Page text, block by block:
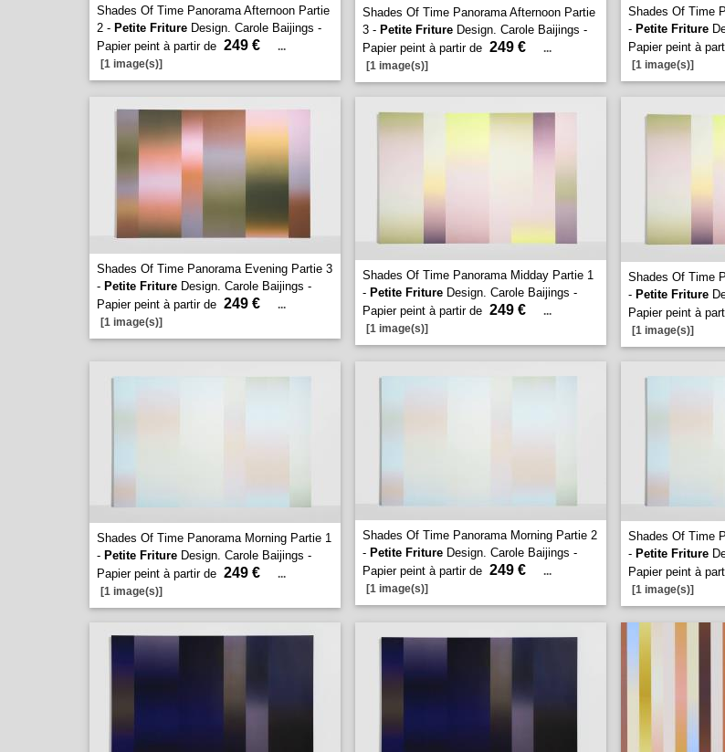
Shades Of Time Panorama Afternoon Partie
2 - Petite Friture Design. Carole Baijings -
Papier peint à partir de 249 €
...
[1 image(s)]
Shades Of Time Panorama Afternoon Partie
3 - Petite Friture Design. Carole Baijings -
Papier peint à partir de 249 €
...
[1 image(s)]
Shades Of Time
- Petite Friture
Papier peint à
[1 image(s)]
Shades Of Time Panorama Evening Partie 3
- Petite Friture Design. Carole Baijings -
Papier peint à partir de 249 €
...
[1 image(s)]
Shades Of Time Panorama Midday Partie 1
- Petite Friture Design. Carole Baijings -
Papier peint à partir de 249 €
...
[1 image(s)]
Shades Of Time
- Petite Friture
Papier peint à
[1 image(s)]
Shades Of Time Panorama Morning Partie 1
- Petite Friture Design. Carole Baijings -
Papier peint à partir de 249 €
...
[1 image(s)]
Shades Of Time Panorama Morning Partie 2
- Petite Friture Design. Carole Baijings -
Papier peint à partir de 249 €
...
[1 image(s)]
Shades Of Time
- Petite Friture
Papier peint à
[1 image(s)]